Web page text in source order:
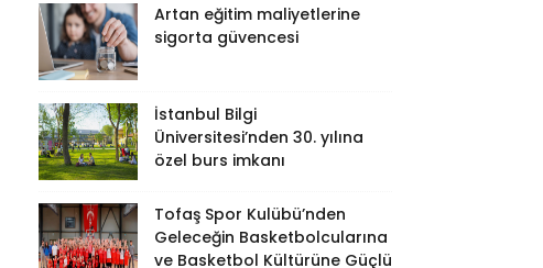
Artan eğitim maliyetlerine
sigorta güvencesi
İstanbul Bilgi
Üniversitesi’nden 30. yılına
özel burs imkanı
Tofaş Spor Kulübü’nden
Geleceğin Basketbolcularına
ve Basketbol Kültürüne Güçlü